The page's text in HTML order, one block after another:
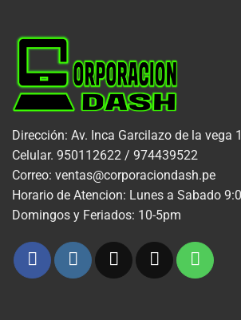
Dirección: Av. Inca Garcilazo de la vega
Celular. 950112622 / 974439522
Correo: ventas@corporaciondash.pe
Horario de Atencion: Lunes a Sabado
Domingos y Feriados: 10-5pm